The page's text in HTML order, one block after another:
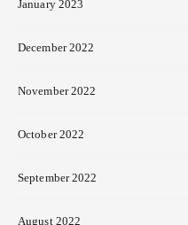
January 2023
December 2022
November 2022
October 2022
September 2022
August 2022